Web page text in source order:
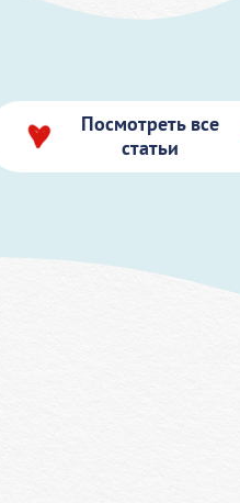
Посмотреть все
статьи